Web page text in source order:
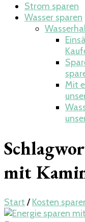
Strom sparen
Wasser sparen
Mit
mit
Start / Kosten